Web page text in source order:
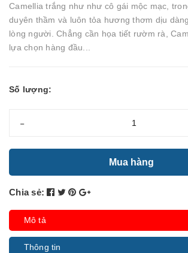
Camellia trắng như như cô gái mộc mạc,
duyên thầm và luôn tỏa hương thơm dịu
lòng người. Chẳng cần họa tiết rườm rà,
lựa chọn hàng đầu...
Số lượng:
-
Mua hàng
Chia sẻ:
Mô tả
Thông tin